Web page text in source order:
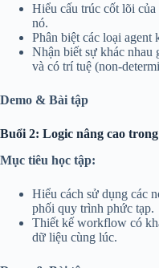
Hiểu cấu trúc cốt lõi
nó.
Phân biệt các loại agent
Nhận biết sự khác
và có trí tuệ (non-
Demo & Bài tập
Buổi 2: Logic nâng cao
Mục tiêu học tập:
Hiểu cách sử dụng các
phối quy trình phức tạp.
Thiết kế workflow có
dữ liệu cùng lúc.